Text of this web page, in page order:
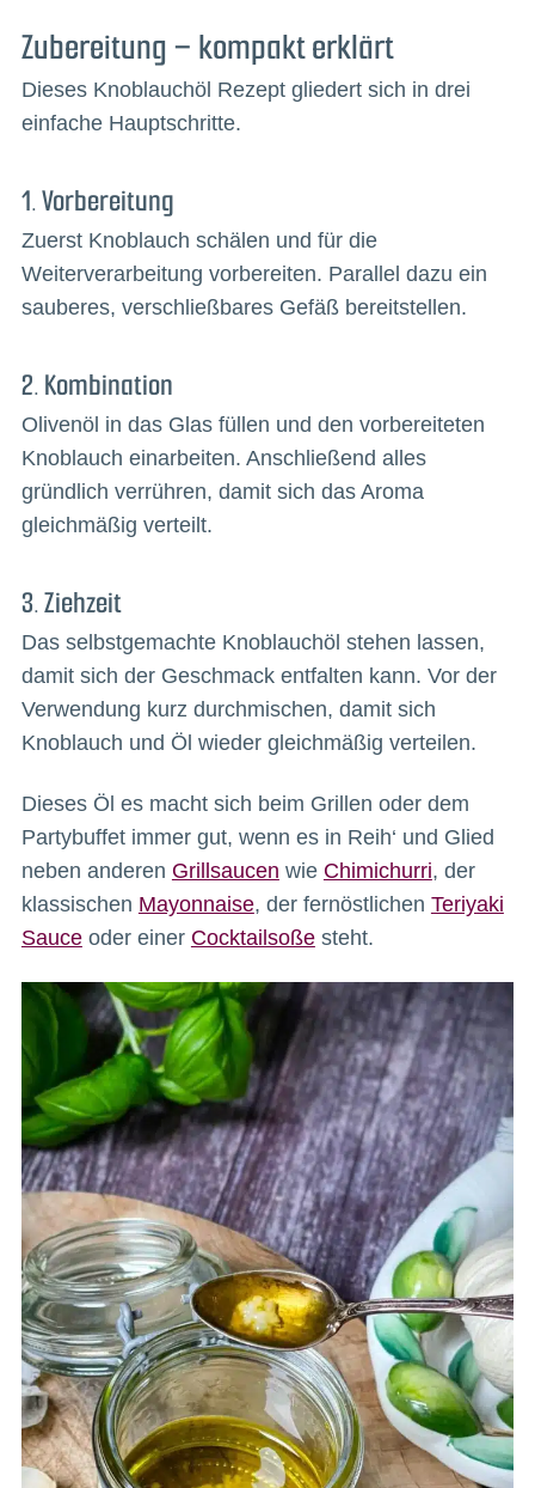
Zubereitung – kompakt erklärt
Dieses Knoblauchöl Rezept gliedert sich in drei
einfache Hauptschritte.
1. Vorbereitung
Zuerst Knoblauch schälen und für die
Weiterverarbeitung vorbereiten. Parallel dazu ein
sauberes, verschließbares Gefäß bereitstellen.
2. Kombination
Olivenöl in das Glas füllen und den vorbereiteten
Knoblauch einarbeiten. Anschließend alles
gründlich verrühren, damit sich das Aroma
gleichmäßig verteilt.
3. Ziehzeit
Das selbstgemachte Knoblauchöl stehen lassen,
damit sich der Geschmack entfalten kann. Vor der
Verwendung kurz durchmischen, damit sich
Knoblauch und Öl wieder gleichmäßig verteilen.
Dieses Öl es macht sich beim Grillen oder dem
Partybuffet immer gut, wenn es in Reih‘ und Glied
neben anderen Grillsaucen wie Chimichurri, der
klassischen Mayonnaise, der fernöstlichen Teriyaki
Sauceoder einer Cocktailsoßesteht.